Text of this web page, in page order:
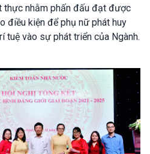
thực nhằm phấn đấu đạt được
điều kiện để phụ nữ phát huy
tuệ vào sự phát triển của Ngành.